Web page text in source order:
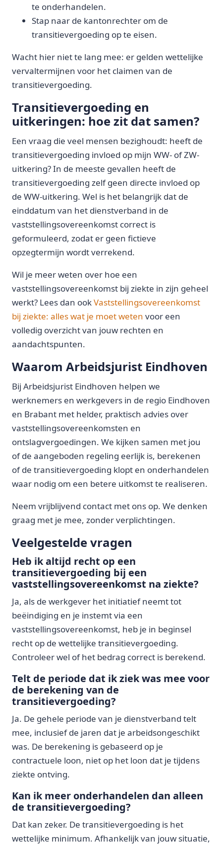
te onderhandelen.
Stap naar de kantonrechter om de
transitievergoeding op te eisen.
Wacht hier niet te lang mee: er gelden wettelijke
vervaltermijnen voor het claimen van de
transitievergoeding.
Transitievergoeding en
uitkeringen: hoe zit dat samen?
Een vraag die veel mensen bezighoudt: heeft de
transitievergoeding invloed op mijn WW- of ZW-
uitkering? In de meeste gevallen heeft de
transitievergoeding zelf geen directe invloed op
de WW-uitkering. Wel is het belangrijk dat de
einddatum van het dienstverband in de
vaststellingsovereenkomst correct is
geformuleerd, zodat er geen fictieve
opzegtermijn wordt verrekend.
Wil je meer weten over hoe een
vaststellingsovereenkomst bij ziekte in zijn geheel
werkt? Lees dan ookVaststellingsovereenkomst
bij ziekte: alles wat je moet weten voor een
volledig overzicht van jouw rechten en
aandachtspunten.
Waarom Arbeidsjurist Eindhoven
Bij Arbeidsjurist Eindhoven helpen we
werknemers en werkgevers in de regio Eindhoven
en Brabant met helder, praktisch advies over
vaststellingsovereenkomsten en
ontslagvergoedingen. We kijken samen met jou
of de aangeboden regeling eerlijk is, berekenen
of de transitievergoeding klopt en onderhandelen
waar nodig om een betere uitkomst te realiseren.
Neem vrijblijvend contact met ons op. We denken
graag met je mee, zonder verplichtingen.
Veelgestelde vragen
Heb ik altijd recht op een
transitievergoeding bij een
vaststellingsovereenkomst na ziekte?
Ja, als de werkgever het initiatief neemt tot
beëindiging en je instemt via een
vaststellingsovereenkomst, heb je in beginsel
recht op de wettelijke transitievergoeding.
Controleer wel of het bedrag correct is berekend.
Telt de periode dat ik ziek was mee voor
de berekening van de
transitievergoeding?
Ja. De gehele periode van je dienstverband telt
mee, inclusief de jaren dat je arbeidsongeschikt
was. De berekening is gebaseerd op je
contractuele loon, niet op het loon dat je tijdens
ziekte ontving.
Kan ik meer onderhandelen dan alleen
de transitievergoeding?
Dat kan zeker. De transitievergoeding is het
wettelijke minimum. Afhankelijk van jouw situatie,